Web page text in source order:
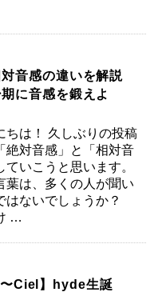
音感の違いを解説
に音感を鍛えよ
ちは！ 久しぶりの投稿
絶対音感」と「相対音
いこうと思います。
葉は、多くの人が聞い
はないでしょうか？
…
〜Ciel】hyde生誕